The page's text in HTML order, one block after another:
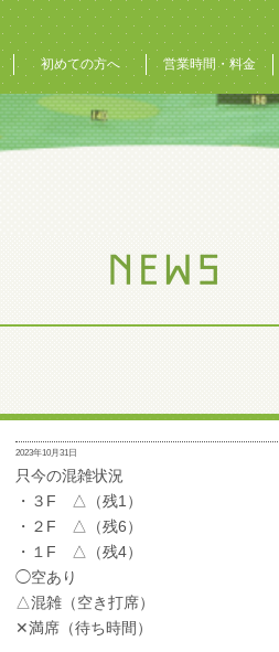
初めての方へ 営業時間・料金
2023年10月31日
只今の混雑状況
・３F △（残1）
・２F △（残6）
・１F △（残4）
◯空あり
△混雑（空き打席）
✕満席（待ち時間）